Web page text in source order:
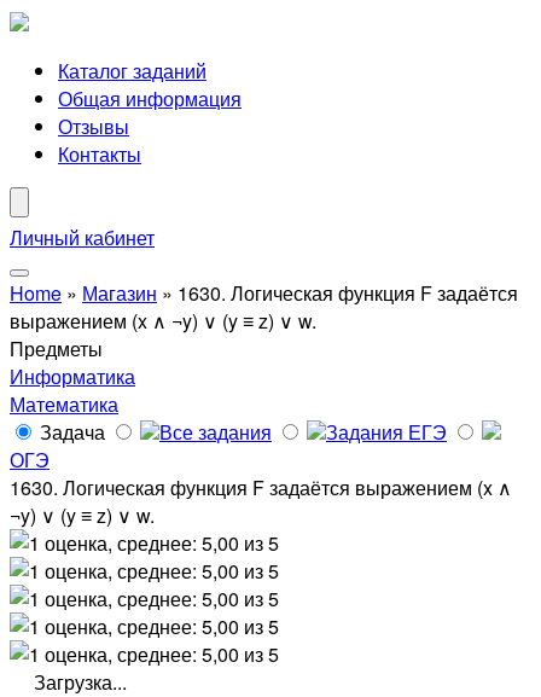
Каталог заданий
Общая информация
Отзывы
Контакты
Личный кабинет
Home » Магазин » 1630. Логическая функция F задаётся
выражением (x ∧ ¬y) ∨ (y ≡ z) ∨ w.
Предметы
Информатика
Математика
Задача
Все задания
Задания ЕГЭ
ОГЭ
1630. Логическая функция F задаётся выражением (x ∧
¬y) ∨ (y ≡ z) ∨ w.
Загрузка...